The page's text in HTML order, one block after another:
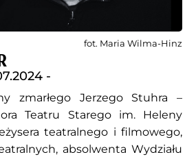
-
zmarłego Jerzego Stuhra –
Teatru Starego im. Heleny
teatralnego i filmowego,
absolwenta Wydziału
fot. Maria Wilma-Hinz